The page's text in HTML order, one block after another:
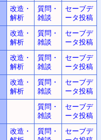
改造・
解析
質問・
雑談
セーブデ
ータ投稿
改造・
解析
質問・
雑談
セーブデ
ータ投稿
改造・
解析
質問・
雑談
セーブデ
ータ投稿
改造・
解析
質問・
雑談
セーブデ
ータ投稿
質問・
雑談
セーブデ
ータ投稿
改造・
質問・
セーブデ